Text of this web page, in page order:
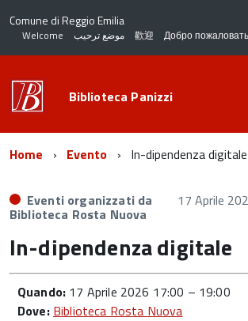
Comune di Reggio Emilia
Welcome موضع ترحيب 歡迎 Добро пожаловать
Biblioteca Panizzi
Home Evento In-dipendenza digitale
Eventi organizzati da
Biblioteca Rosta Nuova
17 Aprile
In-dipendenza digitale
Quando: 17 Aprile 2026 17:00 – 19:00
Dove: Biblioteca Rosta Nuova